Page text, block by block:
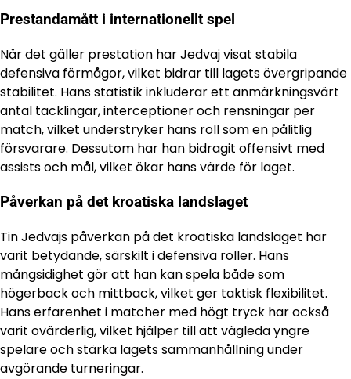
Prestandamått i internationellt spel
När det gäller prestation har Jedvaj visat stabila
defensiva förmågor, vilket bidrar till lagets övergripande
stabilitet. Hans statistik inkluderar ett anmärkningsvärt
antal tacklingar, interceptioner och rensningar per
match, vilket understryker hans roll som en pålitlig
försvarare. Dessutom har han bidragit offensivt med
assists och mål, vilket ökar hans värde för laget.
Påverkan på det kroatiska landslaget
Tin Jedvajs påverkan på det kroatiska landslaget har
varit betydande, särskilt i defensiva roller. Hans
mångsidighet gör att han kan spela både som
högerback och mittback, vilket ger taktisk flexibilitet.
Hans erfarenhet i matcher med högt tryck har också
varit ovärderlig, vilket hjälper till att vägleda yngre
spelare och stärka lagets sammanhållning under
avgörande turneringar.